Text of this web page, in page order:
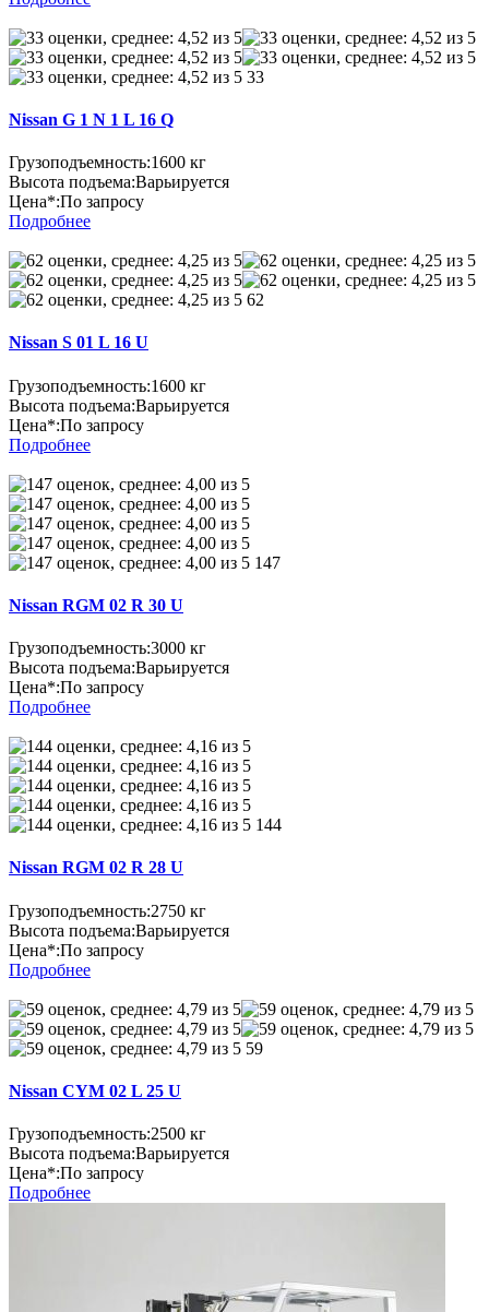
33
Nissan G 1 N 1 L 16 Q
Грузоподъемность:1600 кг
Высота подъема:Варьируется
Цена*:По запросу
Подробнее
62
Nissan S 01 L 16 U
Грузоподъемность:1600 кг
Высота подъема:Варьируется
Цена*:По запросу
Подробнее
147
Nissan RGM 02 R 30 U
Грузоподъемность:3000 кг
Высота подъема:Варьируется
Цена*:По запросу
Подробнее
144
Nissan RGM 02 R 28 U
Грузоподъемность:2750 кг
Высота подъема:Варьируется
Цена*:По запросу
Подробнее
59
Nissan CYM 02 L 25 U
Грузоподъемность:2500 кг
Высота подъема:Варьируется
Цена*:По запросу
Подробнее